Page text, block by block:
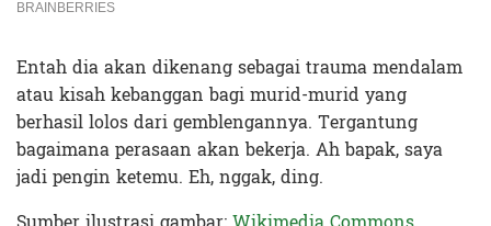
Entah dia akan dikenang sebagai trauma mendalam
atau kisah kebanggan bagi murid-murid yang
berhasil lolos dari gemblengannya. Tergantung
bagaimana perasaan akan bekerja. Ah bapak, saya
jadi pengin ketemu. Eh, nggak, ding.